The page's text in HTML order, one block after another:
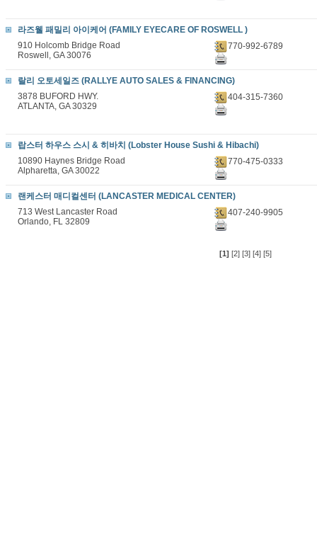
라즈웰 패밀리 아이케어 (FAMILY EYECARE OF ROSWELL )
910 Holcomb Bridge Road
Roswell, GA 30076
770-992-6789
랄리 오토세일즈 (RALLYE AUTO SALES & FINANCING)
3878 BUFORD HWY.
ATLANTA, GA 30329
404-315-7360
랍스터 하우스 스시 & 히바치 (Lobster House Sushi & Hibachi)
10890 Haynes Bridge Road
Alpharetta, GA 30022
770-475-0333
랜케스터 매디컬센터 (LANCASTER MEDICAL CENTER)
713 West Lancaster Road
Orlando, FL 32809
407-240-9905
[1] [2] [3] [4] [5]